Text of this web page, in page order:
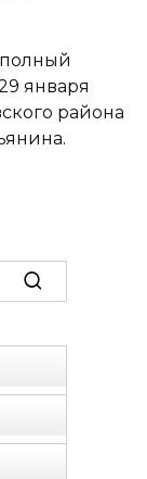
января
района